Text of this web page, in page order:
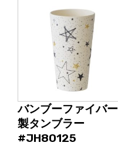
バンブーファイバー
製タンブラー
#JH80125